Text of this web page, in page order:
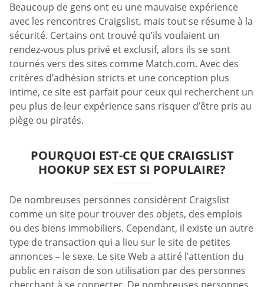
Beaucoup de gens ont eu une mauvaise expérience
avec les rencontres Craigslist, mais tout se résume à la
sécurité. Certains ont trouvé qu’ils voulaient un
rendez-vous plus privé et exclusif, alors ils se sont
tournés vers des sites comme Match.com. Avec des
critères d’adhésion stricts et une conception plus
intime, ce site est parfait pour ceux qui recherchent un
peu plus de leur expérience sans risquer d’être pris au
piège ou piratés.
POURQUOI EST-CE QUE CRAIGSLIST
HOOKUP SEX EST SI POPULAIRE?
De nombreuses personnes considèrent Craigslist
comme un site pour trouver des objets, des emplois
ou des biens immobiliers. Cependant, il existe un autre
type de transaction qui a lieu sur le site de petites
annonces – le sexe. Le site Web a attiré l’attention du
public en raison de son utilisation par des personnes